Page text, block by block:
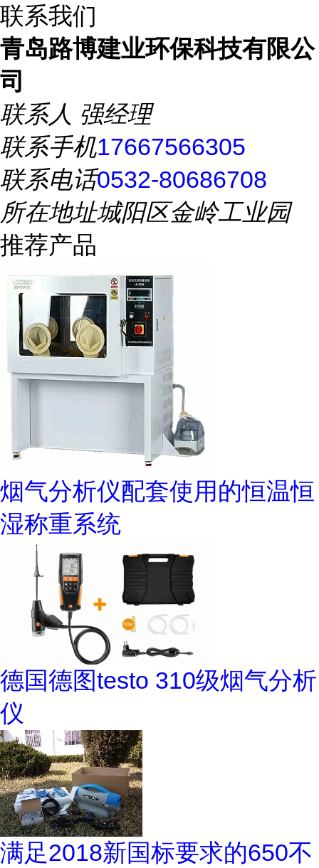
联系我们
青岛路博建业环保科技有限公
司
联系人 强经理
联系手机17667566305
联系电话0532-80686708
所在地址城阳区金岭工业园
推荐产品
烟气分析仪配套使用的恒温恒
湿称重系统
德国德图testo 310级烟气分析
仪
满足2018新国标要求的650不